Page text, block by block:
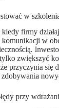
w
firmy
w
zwiększyć
przyczynia się
przy